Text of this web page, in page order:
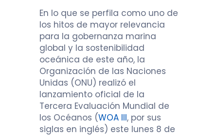
En lo que se perfila como uno de
los hitos de mayor relevancia
para la gobernanza marina
global y la sostenibilidad
oceánica de este año, la
Organización de las Naciones
Unidas (ONU) realizó el
lanzamiento oficial de la
Tercera Evaluación Mundial de
los Océanos (WOA III, por sus
siglas en inglés) este lunes 8 de